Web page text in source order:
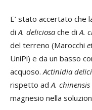
E’ stato accertato che
diA. deliciosa che diA.
del terreno (Marocchi
UniPi) e da un basso
acquoso.Actinidia
rispetto adA. chinensis
magnesio nella